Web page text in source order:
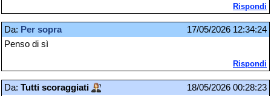
Rispondi
Da: Per sopra
17/05/2026 12:34:24
Penso di sì
Rispondi
Da: Tutti scoraggiati
18/05/2026 00:28:23